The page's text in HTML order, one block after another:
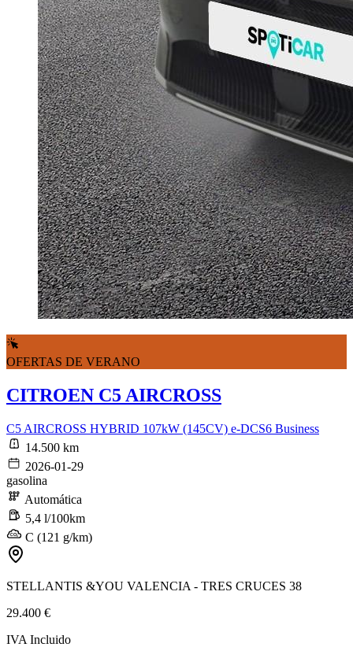
OFERTAS DE VERANO
CITROEN C5 AIRCROSS
C5 AIRCROSS HYBRID 107kW (145CV) e-DCS6 Business
14.500 km
2026-01-29
gasolina
Automática
5,4 l/100km
C (121 g/km)
STELLANTIS &YOU VALENCIA - TRES CRUCES 38
29.400 €
IVA Incluido